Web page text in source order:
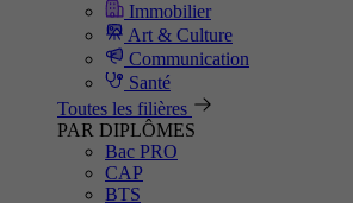
Immobilier
Art & Culture
Communication
Santé
Toutes les filières
PAR DIPLÔMES
Bac PRO
CAP
BTS